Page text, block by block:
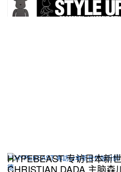
HYPEBEAST 专访日本新
CHRISTIAN DADA 主脑森